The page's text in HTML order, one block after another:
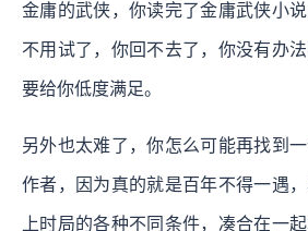
金庸的武侠，你读完了金庸武侠小
不用试了，你回不去了，你没有办
要给你低度满足。
另外也太难了，你怎么可能再找到
作者，因为真的就是百年不得一遇
上时局的各种不同条件，凑合在一